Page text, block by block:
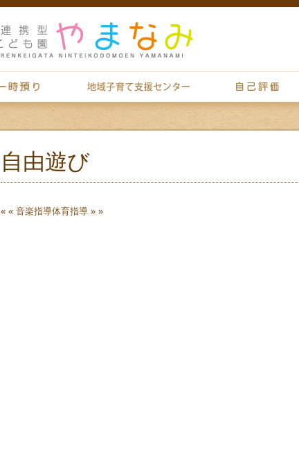
自由遊び
« « 音楽指導体育指導 » »